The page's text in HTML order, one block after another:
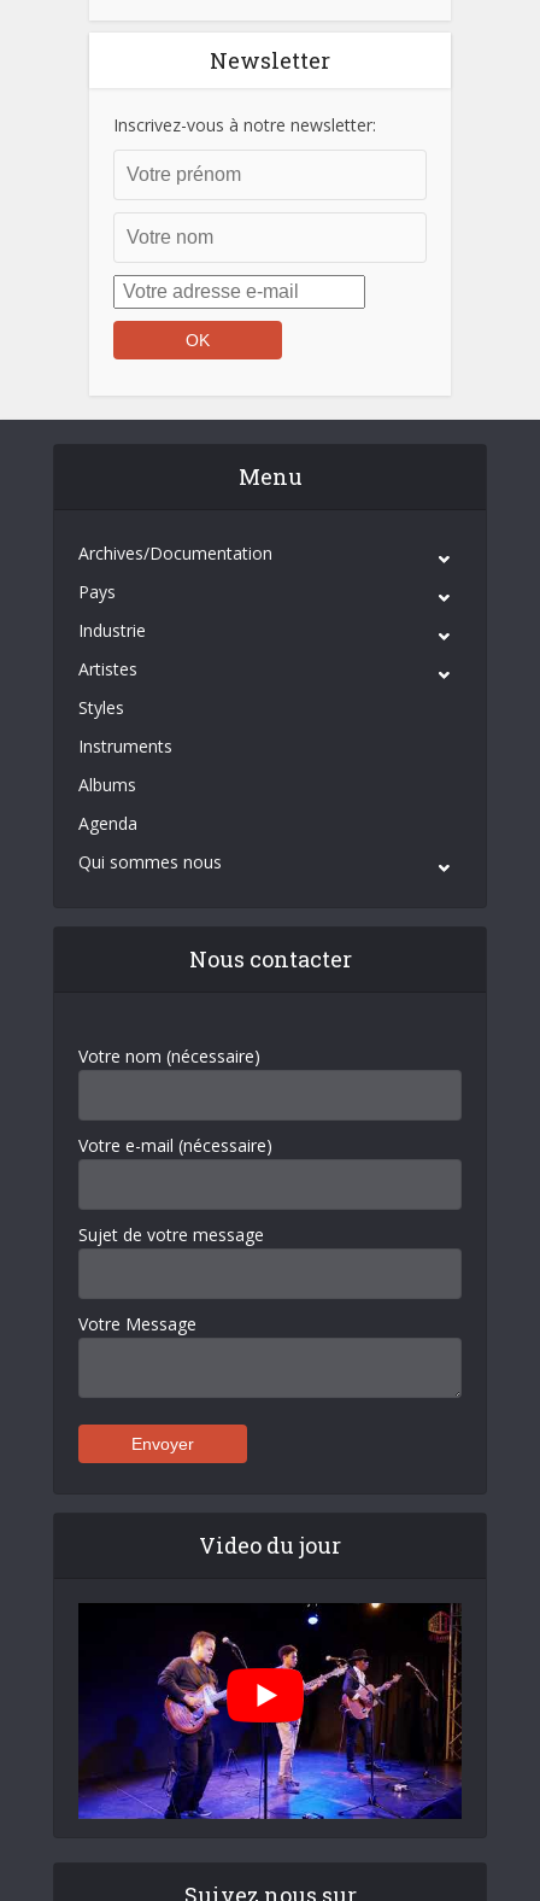
Newsletter
Inscrivez-vous à notre newsletter:
Menu
Archives/Documentation
Pays
Industrie
Artistes
Styles
Instruments
Albums
Agenda
Qui sommes nous
Nous contacter
Votre nom (nécessaire)
Votre e-mail (nécessaire)
Sujet de votre message
Votre Message
Video du jour
Suivez nous sur